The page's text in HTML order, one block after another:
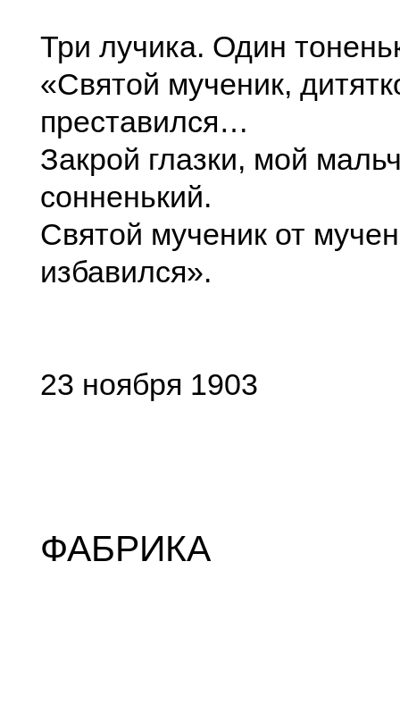
Три лучика. Один
«Святой мученик,
преставился…
Закрой глазки, мой
сонненький.
Святой мученик от
избавился».
23 ноября 1903
ФАБРИКА